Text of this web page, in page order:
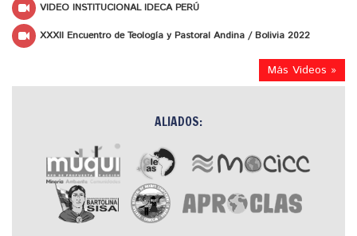
VIDEO INSTITUCIONAL IDECA PERÚ
XXXII Encuentro de Teología y Pastoral Andina / Bolivia 2022
Más Videos »
ALIADOS: